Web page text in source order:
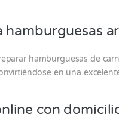
hamburguesas
hamburguesas de
en una
con